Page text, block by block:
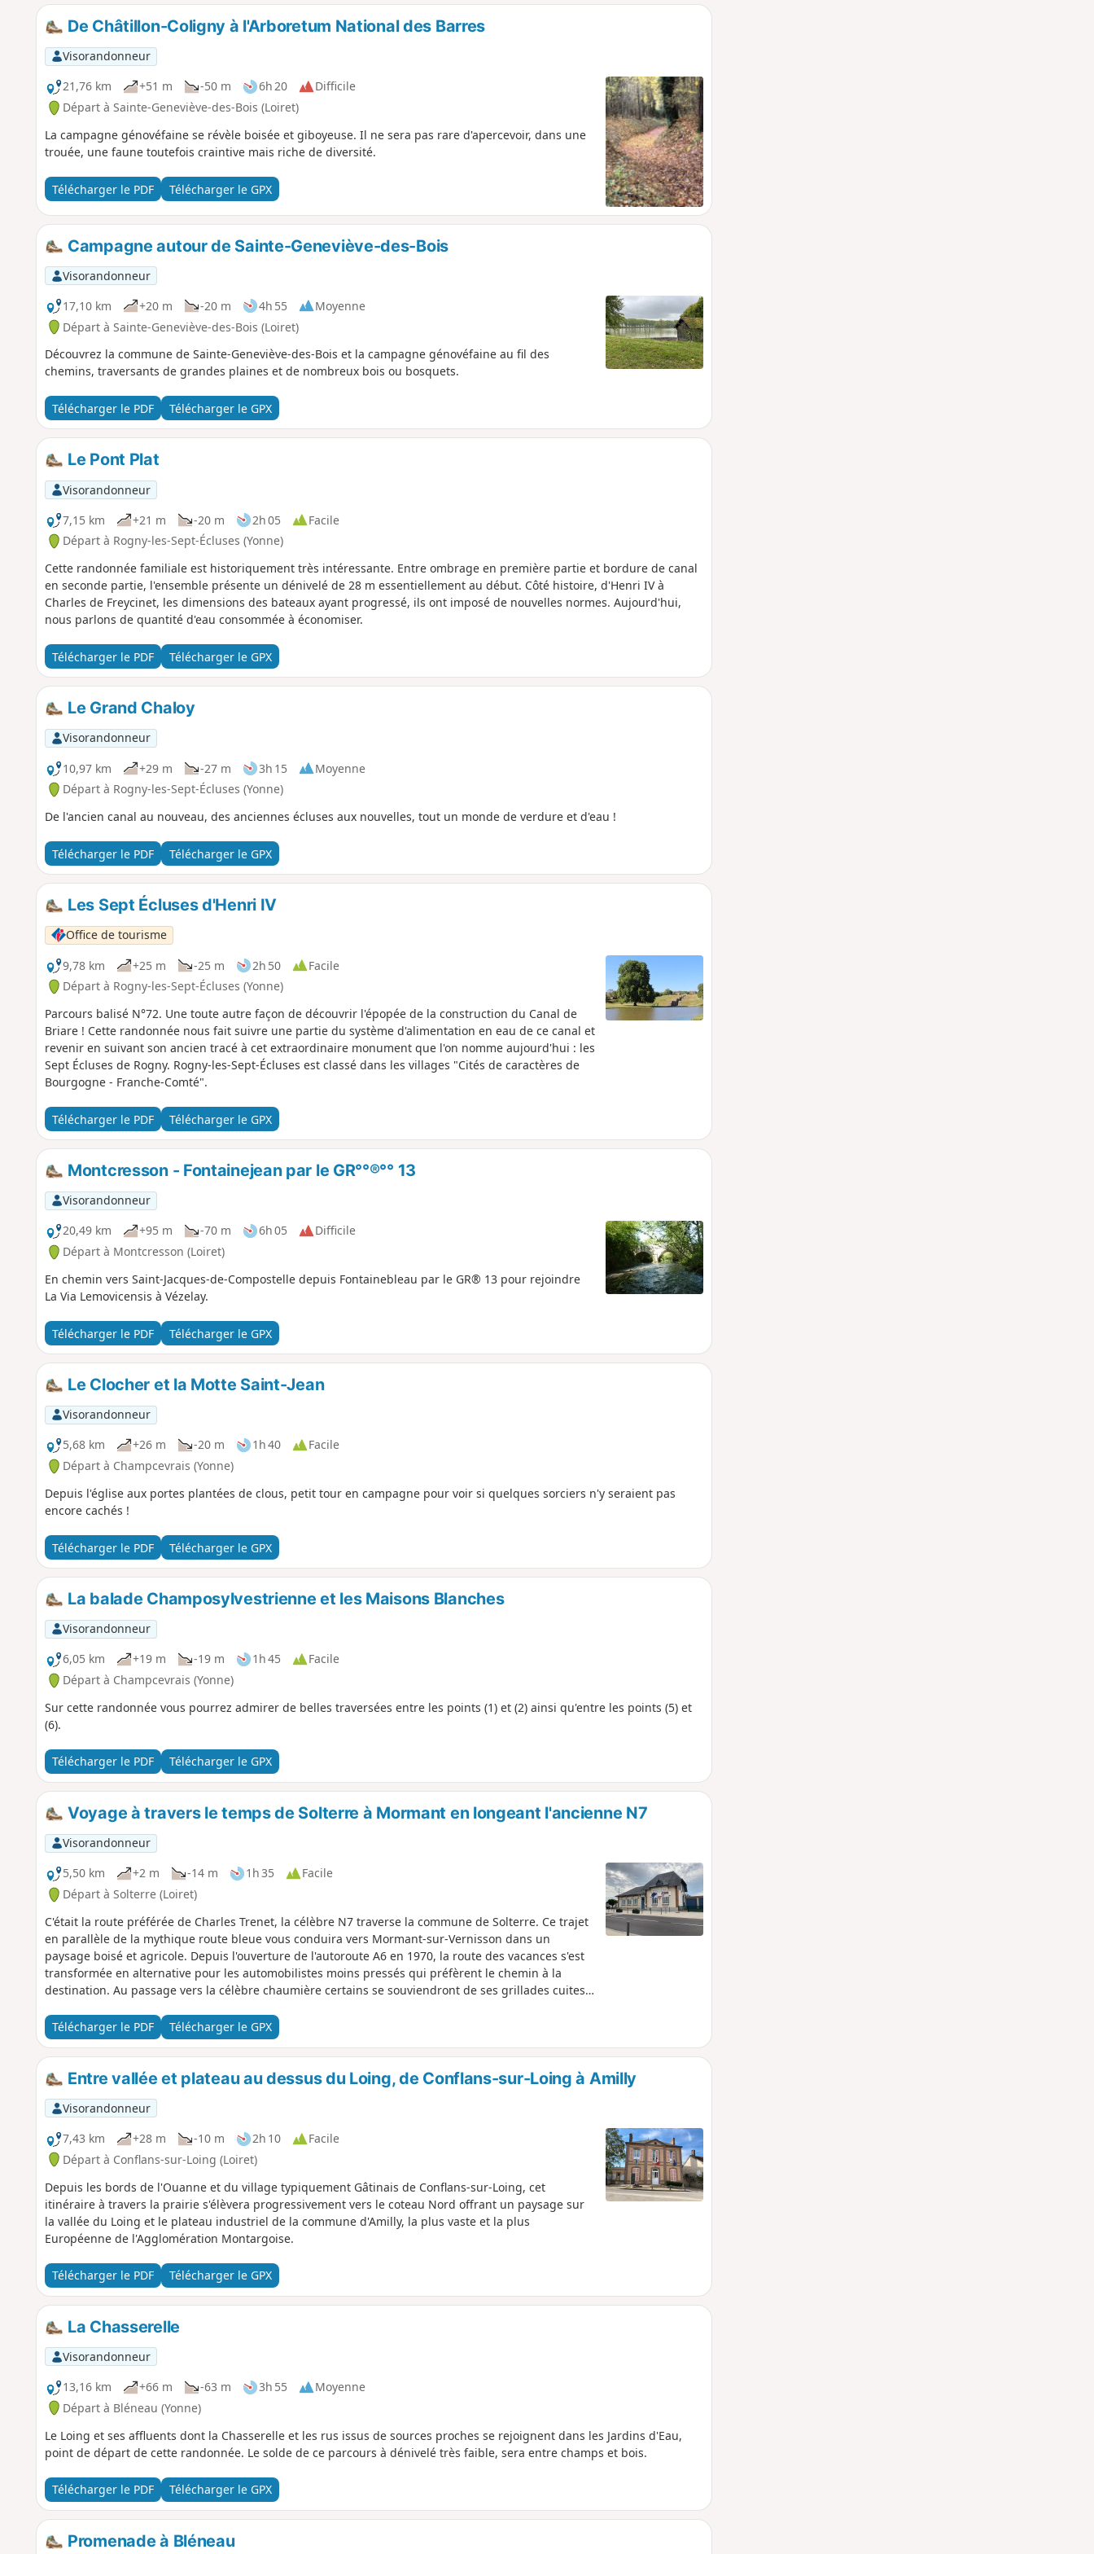
De Châtillon-Coligny à l'Arboretum National des Barres
Visorandonneur
21,76 km
+51 m -50 m 6h 20
Difficile
Départ à Sainte-Geneviève-des-Bois (Loiret)
La campagne génovéfaine se révèle boisée et giboyeuse. Il ne sera pas rare d'apercevoir, dans une
trouée, une faune toutefois craintive mais riche de diversité.
Télécharger le PDF Télécharger le GPX
Campagne autour de Sainte-Geneviève-des-Bois
Visorandonneur
17,10 km
+20 m -20 m 4h 55
Moyenne
Départ à Sainte-Geneviève-des-Bois (Loiret)
Découvrez la commune de Sainte-Geneviève-des-Bois et la campagne génovéfaine au fil des
chemins, traversants de grandes plaines et de nombreux bois ou bosquets.
Télécharger le PDF Télécharger le GPX
Le Pont Plat
Visorandonneur
7,15 km
+21 m -20 m 2h 05
Facile
Départ à Rogny-les-Sept-Écluses (Yonne)
Cette randonnée familiale est historiquement très intéressante. Entre ombrage en première partie et bordure de canal
en seconde partie, l'ensemble présente un dénivelé de 28 m essentiellement au début. Côté histoire, d'Henri IV à
Charles de Freycinet, les dimensions des bateaux ayant progressé, ils ont imposé de nouvelles normes. Aujourd'hui,
nous parlons de quantité d'eau consommée à économiser.
Télécharger le PDF Télécharger le GPX
Le Grand Chaloy
Visorandonneur
10,97 km
+29 m -27 m 3h 15
Moyenne
Départ à Rogny-les-Sept-Écluses (Yonne)
De l'ancien canal au nouveau, des anciennes écluses aux nouvelles, tout un monde de verdure et d'eau !
Télécharger le PDF Télécharger le GPX
Les Sept Écluses d'Henri IV
Office de tourisme
9,78 km
+25 m -25 m 2h 50
Facile
Départ à Rogny-les-Sept-Écluses (Yonne)
Parcours balisé N°72. Une toute autre façon de découvrir l'épopée de la construction du Canal de
Briare ! Cette randonnée nous fait suivre une partie du système d'alimentation en eau de ce canal et
revenir en suivant son ancien tracé à cet extraordinaire monument que l'on nomme aujourd'hui : les
Sept Écluses de Rogny. Rogny-les-Sept-Écluses est classé dans les villages "Cités de caractères de
Bourgogne - Franche-Comté".
Télécharger le PDF Télécharger le GPX
Montcresson - Fontainejean par le GR°°®°° 13
Visorandonneur
20,49 km
+95 m -70 m 6h 05
Difficile
Départ à Montcresson (Loiret)
En chemin vers Saint-Jacques-de-Compostelle depuis Fontainebleau par le GR® 13 pour rejoindre
La Via Lemovicensis à Vézelay.
Télécharger le PDF Télécharger le GPX
Le Clocher et la Motte Saint-Jean
Visorandonneur
5,68 km
+26 m -20 m 1h 40
Facile
Départ à Champcevrais (Yonne)
Depuis l'église aux portes plantées de clous, petit tour en campagne pour voir si quelques sorciers n'y seraient pas
encore cachés !
Télécharger le PDF Télécharger le GPX
La balade Champosylvestrienne et les Maisons Blanches
Visorandonneur
6,05 km
+19 m -19 m 1h 45
Facile
Départ à Champcevrais (Yonne)
Sur cette randonnée vous pourrez admirer de belles traversées entre les points (1) et (2) ainsi qu'entre les points (5) et
(6).
Télécharger le PDF Télécharger le GPX
Voyage à travers le temps de Solterre à Mormant en longeant l'ancienne N7
Visorandonneur
5,50 km
+2 m -14 m 1h 35
Facile
Départ à Solterre (Loiret)
C'était la route préférée de Charles Trenet, la célèbre N7 traverse la commune de Solterre. Ce trajet
en parallèle de la mythique route bleue vous conduira vers Mormant-sur-Vernisson dans un
paysage boisé et agricole. Depuis l'ouverture de l'autoroute A6 en 1970, la route des vacances s'est
transformée en alternative pour les automobilistes moins pressés qui préfèrent le chemin à la
destination. Au passage vers la célèbre chaumière certains se souviendront de ses grillades cuites
Télécharger le PDF
Télécharger le GPX
Entre vallée et plateau au dessus du Loing, de Conflans-sur-Loing à Amilly
Visorandonneur
7,43 km
+28 m -10 m 2h 10
Facile
Départ à Conflans-sur-Loing (Loiret)
Depuis les bords de l'Ouanne et du village typiquement Gâtinais de Conflans-sur-Loing, cet
itinéraire à travers la prairie s'élèvera progressivement vers le coteau Nord offrant un paysage sur
la vallée du Loing et le plateau industriel de la commune d'Amilly, la plus vaste et la plus
Européenne de l'Agglomération Montargoise.
Télécharger le PDF Télécharger le GPX
La Chasserelle
Visorandonneur
13,16 km
+66 m -63 m 3h 55
Moyenne
Départ à Bléneau (Yonne)
Le Loing et ses affluents dont la Chasserelle et les rus issus de sources proches se rejoignent dans les Jardins d'Eau,
point de départ de cette randonnée. Le solde de ce parcours à dénivelé très faible, sera entre champs et bois.
Télécharger le PDF Télécharger le GPX
Promenade à Bléneau